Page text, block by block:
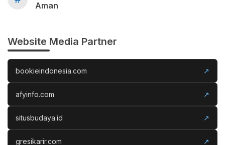
Aman
Website Media Partner
bookieindonesia.com ↗
afyinfo.com ↗
situsbudaya.id ↗
gresikarir.com ↗